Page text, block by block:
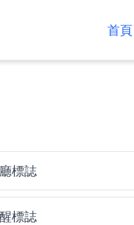
首頁
標誌
標誌